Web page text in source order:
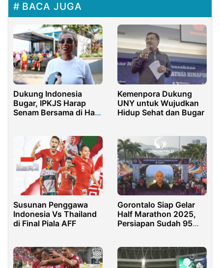
BACA JUGA
Dukung Indonesia
Bugar, IPKJS Harap
Senam Bersama di Hari
Kemenpora Dukung
UNY untuk Wujudkan
Hidup Sehat dan Bugar
Susunan Penggawa
Indonesia Vs Thailand
di Final Piala AFF
Gorontalo Siap Gelar
Half Marathon 2025,
Persiapan Sudah 95